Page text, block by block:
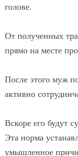
голове.
От полученных
прямо на месте
После этого муж
активно
Вскоре его будут
Эта норма
умышленное